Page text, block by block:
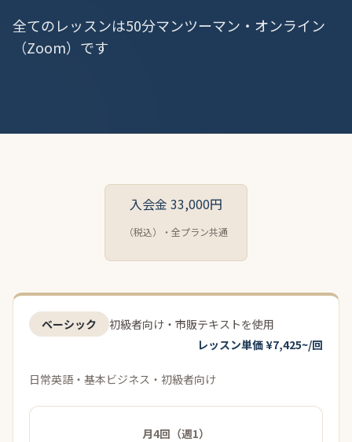
全てのレッスンは50分マンツーマン・オンライン
（Zoom）です
入会金 33,000円
（税込）・全プラン共通
ベーシック
初級者向け・市販テキストを使用
レッスン単価 ¥7,425~/回
日常英語・基本ビジネス・初級者向け
月4回（週1）